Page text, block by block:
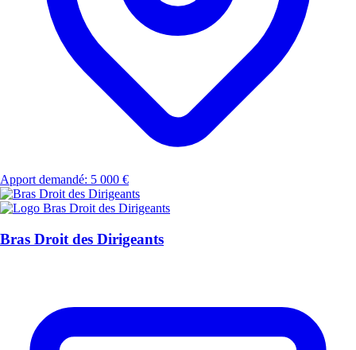
Apport demandé: 5 000 €
Bras Droit des Dirigeants